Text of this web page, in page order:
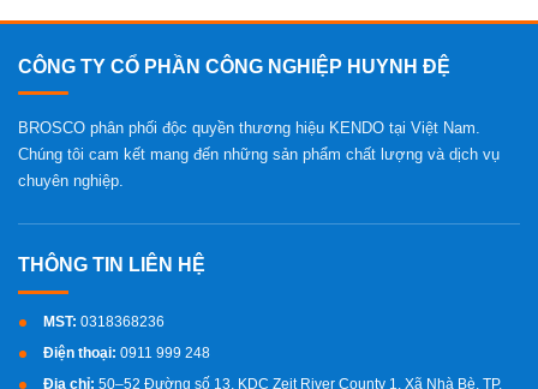
CÔNG TY CỔ PHẦN CÔNG NGHIỆP HUYNH ĐỆ
BROSCO phân phối độc quyền thương hiệu KENDO tại Việt Nam.
Chúng tôi cam kết mang đến những sản phẩm chất lượng và dịch vụ
chuyên nghiệp.
MST: 0318368236
Điện thoại: 0911 999 248
Địa chỉ: 50–52 Đường số 13, KDC Zeit River County 1, Xã Nhà Bè, TP.